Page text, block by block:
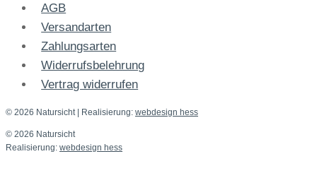
AGB
Versandarten
Zahlungsarten
Widerrufsbelehrung
Vertrag widerrufen
© 2026 Natursicht | Realisierung: webdesign hess
© 2026 Natursicht
Realisierung: webdesign hess